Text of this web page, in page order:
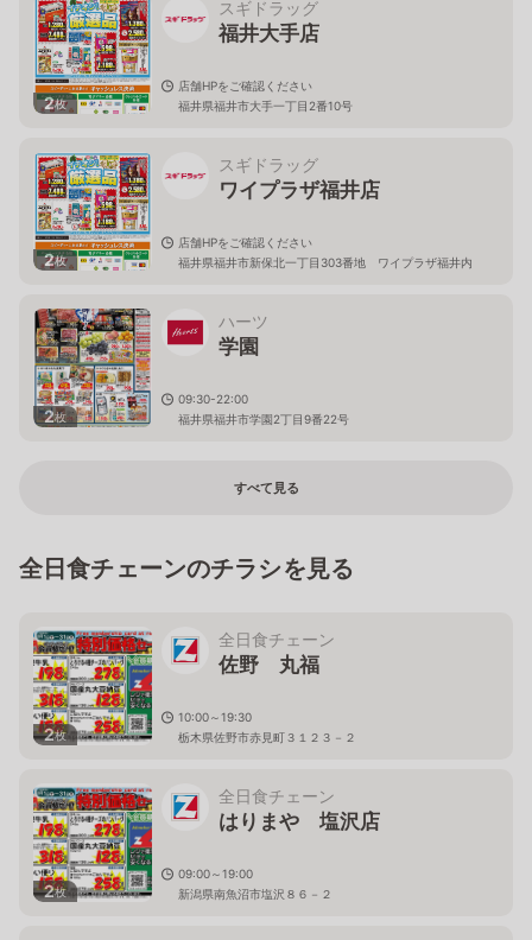
2枚
スギドラッグ
福井大手店
店舗HPをご確認ください
福井県福井市大手一丁目2番10号
2枚
スギドラッグ
ワイプラザ福井店
店舗HPをご確認ください
福井県福井市新保北一丁目303番地 ワイプラザ福井内
2枚
ハーツ
学園
09:30-22:00
福井県福井市学園2丁目9番22号
すべて見る
全日食チェーンのチラシを見る
2枚
全日食チェーン
佐野 丸福
10:00～19:30
栃木県佐野市赤見町３１２３－２
2枚
全日食チェーン
はりまや 塩沢店
09:00～19:00
新潟県南魚沼市塩沢８６－２